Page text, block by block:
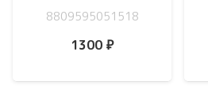
8809595051518
1300 ₽